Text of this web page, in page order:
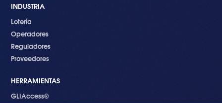
INDUSTRIA
Lotería
Operadores
Reguladores
Proveedores
HERRAMIENTAS
GLIAccess®